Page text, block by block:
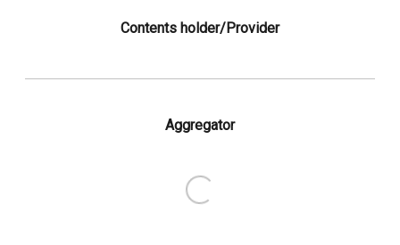
Contents holder/Provider
Aggregator